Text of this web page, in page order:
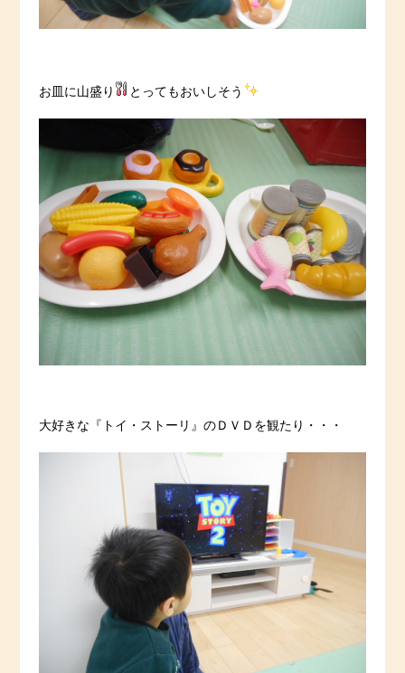
お皿に山盛り とってもおいしそう
大好きな『トイ・ストーリ』のＤＶＤを観たり・・・